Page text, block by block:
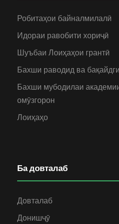
Робитаҳои байналмилалӣ
Идораи равобити хориҷӣ
Шуъбаи Лоиҳаҳои грантӣ
Бахши раводид ва
Бахши мубодилаи
омӯзгорон
Лоиҳаҳо
Ба довталаб
Довталаб
Донишҷӯ